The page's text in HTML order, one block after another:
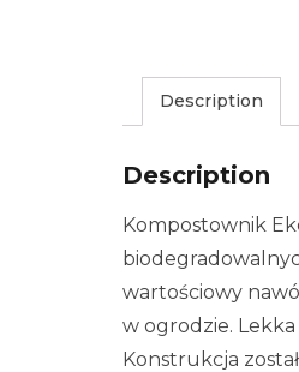
Description
Description
Kompostownik
wartościowy
w ogrodzie.
Konstrukcja